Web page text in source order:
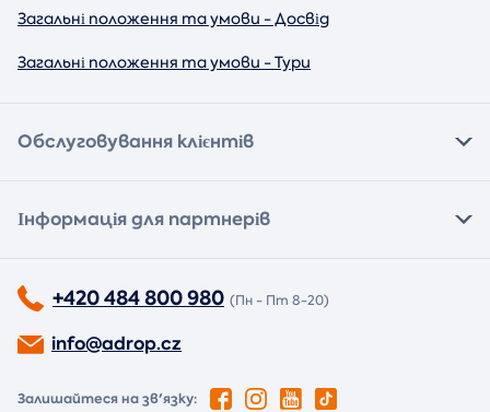
Загальні положення та умови - Досвід
Загальні положення та умови - Тури
Обслуговування клієнтів
Інформація для партнерів
+420 484 800 980 (Пн - Пт 8-20)
info@adrop.cz
Залишайтеся на зв'язку: